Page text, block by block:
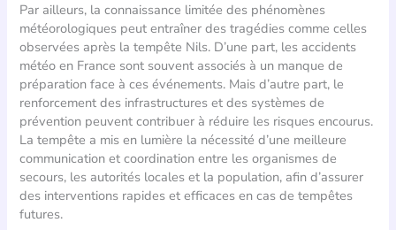
Par ailleurs, la connaissance limitée des phénomènes
météorologiques peut entraîner des tragédies comme celles
observées après la tempête Nils. D’une part, les accidents
météo en France sont souvent associés à un manque de
préparation face à ces événements. Mais d’autre part, le
renforcement des infrastructures et des systèmes de
prévention peuvent contribuer à réduire les risques encourus.
La tempête a mis en lumière la nécessité d’une meilleure
communication et coordination entre les organismes de
secours, les autorités locales et la population, afin d’assurer
des interventions rapides et efficaces en cas de tempêtes
futures.